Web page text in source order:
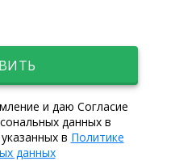
и даю Согласие
данных в
в Политике
данных